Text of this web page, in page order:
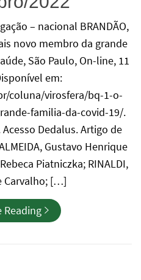
– nacional BRANDÃO,
novo membro da grande
São Paulo, On-line, 11
em:
coluna/virosfera/bq-1-o-
familia-da-covid-19/.
Dedalus. Artigo de
Gustavo Henrique
Piatniczka; RINALDI,
Carvalho; […]
Reading